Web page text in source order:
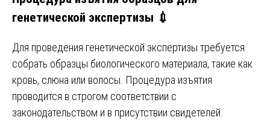
генетической экспертизы 💉
Для проведения генетической экспертизы требуется
собрать образцы биологического материала, такие как
кровь, слюна или волосы. Процедура изъятия
проводится в строгом соответствии с
законодательством и в присутствии свидетелей.